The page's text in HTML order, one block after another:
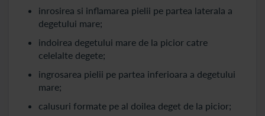
inrosirea si inflamarea pielii pe partea laterala a
degetului mare;
indoirea degetului mare de la picior catre
celelalte degete;
ingrosarea pielii pe partea inferioara a degetului
mare;
calusuri formate pe al doilea deget de la picior;